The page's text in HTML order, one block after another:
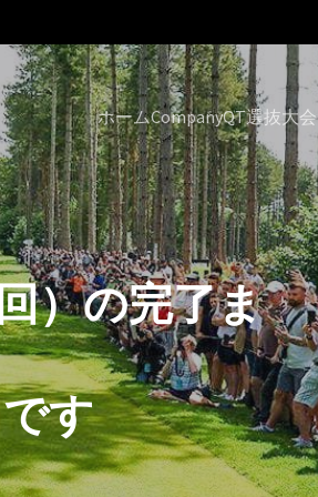
ホームCompanyQT選抜大会
）の完了ま
す